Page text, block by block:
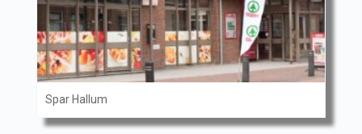
Spar Hallum